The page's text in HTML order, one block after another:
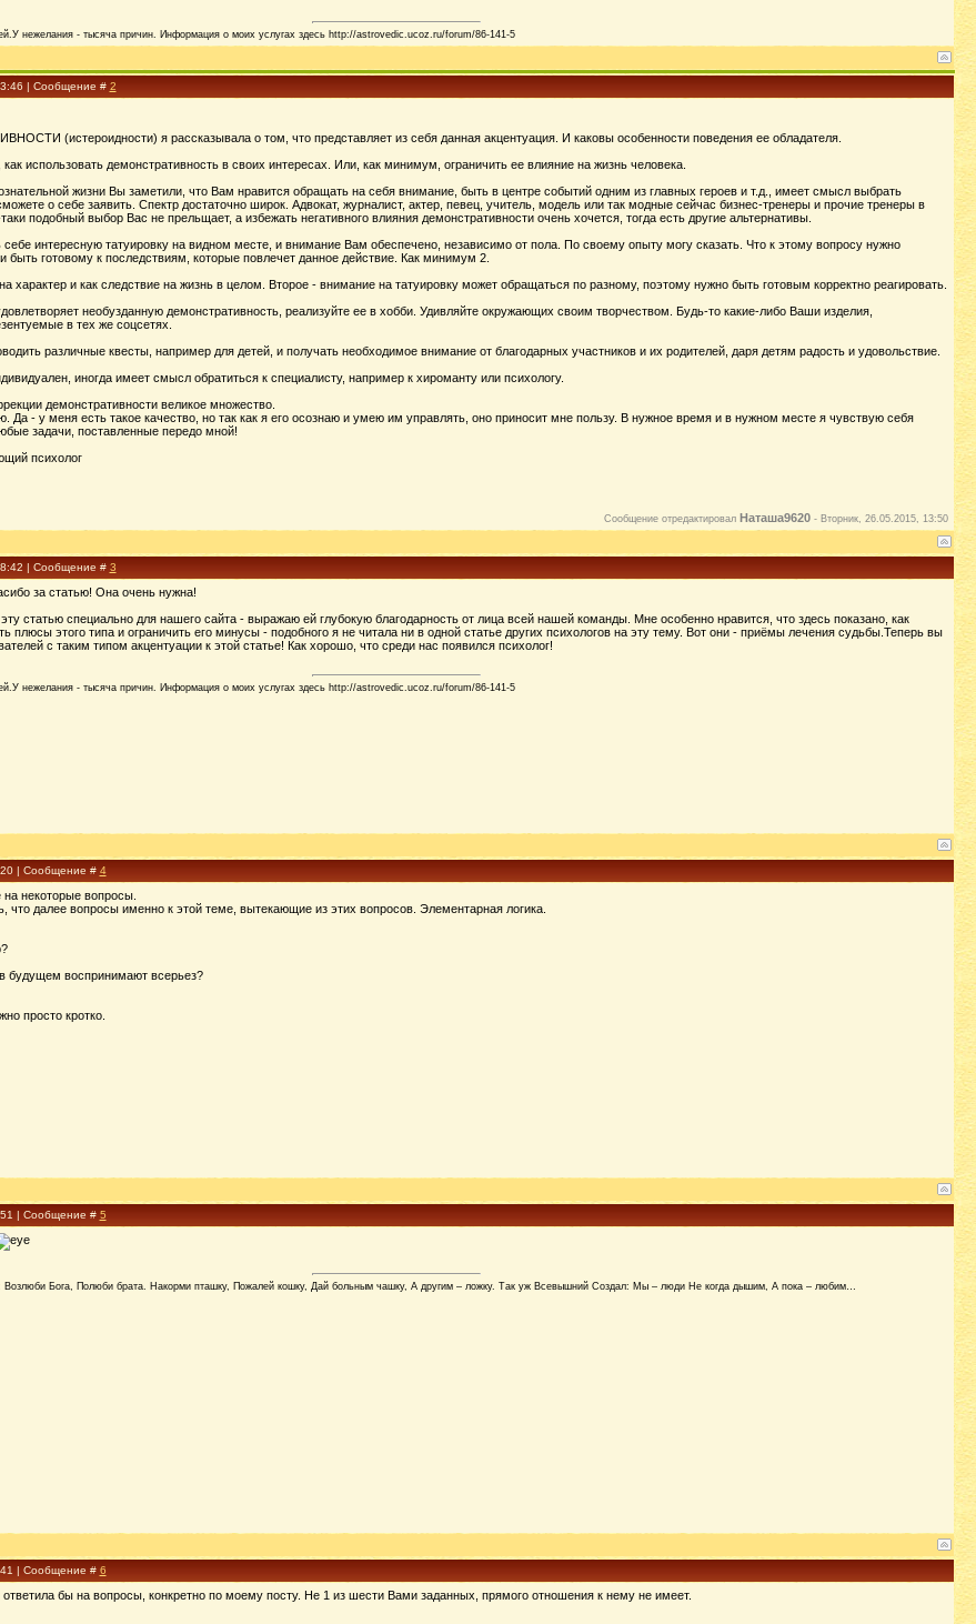
нежелания - тысяча причин. Информация о моих услугах здесь http://astrovedic.ucoz.ru/forum/86-141-5
| Сообщение # 2
(истероидности) я рассказывала о том, что представляет из себя данная акцентуация. И каковы особенности поведения ее обладателя.
использовать демонстративность в своих интересах. Или, как минимум, ограничить ее влияние на жизнь человека.
жизни Вы заметили, что Вам нравится обращать на себя внимание, быть в центре событий одним из главных героев и т.д., имеет смысл выбрать
о себе заявить. Спектр достаточно широк. Адвокат, журналист, актер, певец, учитель, модель или так модные сейчас бизнес-тренеры и прочие тренеры в
подобный выбор Вас не прельщает, а избежать негативного влияния демонстративности очень хочется, тогда есть другие альтернативы.
интересную татуировку на видном месте, и внимание Вам обеспечено, независимо от пола. По своему опыту могу сказать. Что к этому вопросу нужно
быть готовому к последствиям, которые повлечет данное действие. Как минимум 2.
характер и как следствие на жизнь в целом. Второе - внимание на татуировку может обращаться по разному, поэтому нужно быть готовым корректно реагировать.
необузданную демонстративность, реализуйте ее в хобби. Удивляйте окружающих своим творчеством. Будь-то какие-либо Ваши изделия,
в тех же соцсетях.
различные квесты, например для детей, и получать необходимое внимание от благодарных участников и их родителей, даря детям радость и удовольствие.
иногда имеет смысл обратиться к специалисту, например к хироманту или психологу.
демонстративности великое множество.
Да - у меня есть такое качество, но так как я его осознаю и умею им управлять, оно приносит мне пользу. В нужное время и в нужном месте я чувствую себя
задачи, поставленные передо мной!
психолог
Сообщение отредактировал Наташа9620- Вторник, 26.05.2015, 13:50
| Сообщение # 3
за статью! Она очень нужна!
статью специально для нашего сайта - выражаю ей глубокую благодарность от лица всей нашей команды. Мне особенно нравится, что здесь показано, как
плюсы этого типа и ограничить его минусы - подобного я не читала ни в одной статье других психологов на эту тему. Вот они - приёмы лечения судьбы.Теперь вы
с таким типом акцентуации к этой статье! Как хорошо, что среди нас появился психолог!
нежелания - тысяча причин. Информация о моих услугах здесь http://astrovedic.ucoz.ru/forum/86-141-5
| Сообщение # 4
некоторые вопросы.
что далее вопросы именно к этой теме, вытекающие из этих вопросов. Элементарная логика.
будущем воспринимают всерьез?
просто кротко.
| Сообщение # 5
Возлюби Бога, Полюби брата. Накорми пташку, Пожалей кошку, Дай больным чашку, А другим – ложку. Так уж Всевышний Создал: Мы – люди Не когда дышим, А пока – любим…
| Сообщение # 6
ответила бы на вопросы, конкретно по моему посту. Не 1 из шести Вами заданных, прямого отношения к нему не имеет.